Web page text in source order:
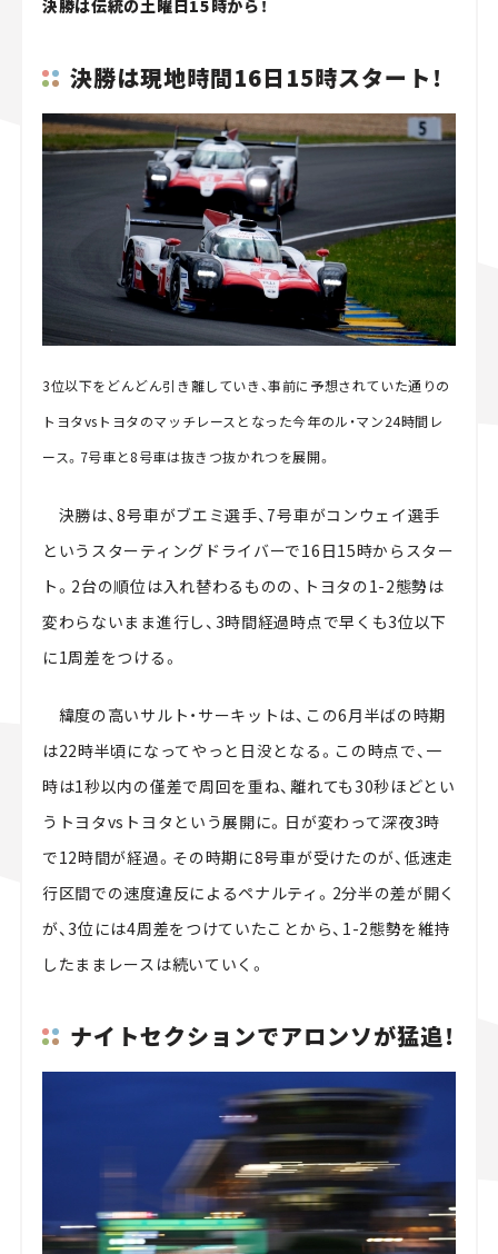
決勝は伝統の土曜日15時から！
決勝は現地時間16日15時スタート！
3位以下をどんどん引き離していき、事前に予想されていた通りの
トヨタvsトヨタのマッチレースとなった今年のル・マン24時間レ
ース。7号車と8号車は抜きつ抜かれつを展開。
決勝は、8号車がブエミ選手、7号車がコンウェイ選手
というスターティングドライバーで16日15時からスター
ト。2台の順位は入れ替わるものの、トヨタの1-2態勢は
変わらないまま進行し、3時間経過時点で早くも3位以下
に1周差をつける。
緯度の高いサルト・サーキットは、この6月半ばの時期
は22時半頃になってやっと日没となる。この時点で、一
時は1秒以内の僅差で周回を重ね、離れても30秒ほどとい
うトヨタvsトヨタという展開に。日が変わって深夜3時
で12時間が経過。その時期に8号車が受けたのが、低速走
行区間での速度違反によるペナルティ。2分半の差が開く
が、3位には4周差をつけていたことから、1-2態勢を維持
したままレースは続いていく。
ナイトセクションでアロンソが猛追！